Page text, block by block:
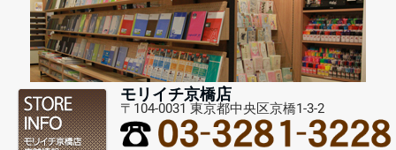
モリイチ京橋店
〒104-0031 東京都中央区京橋1-3-2